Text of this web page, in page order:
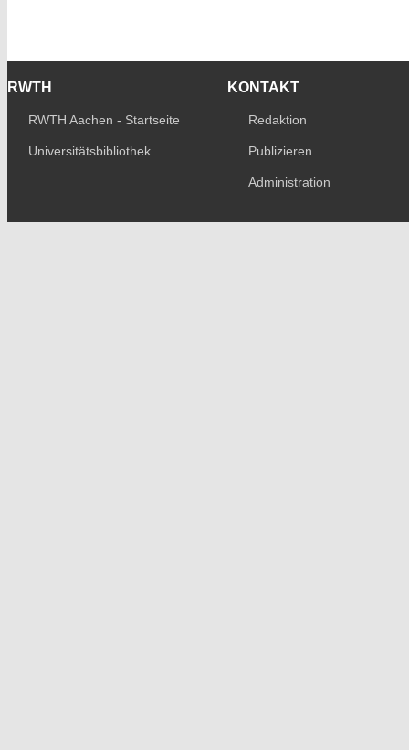
RWTH
RWTH Aachen - Startseite
Universitätsbibliothek
KONTAKT
Redaktion
Publizieren
Administration